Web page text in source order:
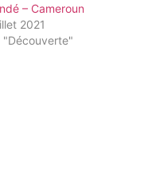
– Cameroun
2021
"Découverte"